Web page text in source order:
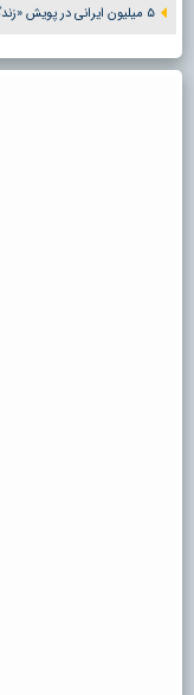
۵ میلیون ایرانی در پویش «زندگی با آیه‌ها» شرکت کردند